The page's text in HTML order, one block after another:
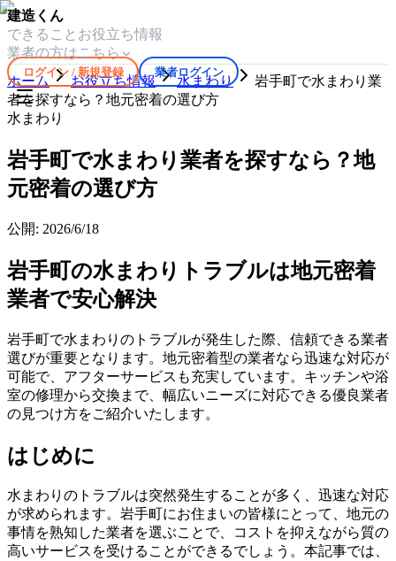
建造くん
できること お役立ち情報
業者の方はこちら
ログイン / 新規登録 業者ログイン
ホーム お役立ち情報 水まわり
岩手町で水まわり業
者を探すなら？地元密着の選び方
水まわり
岩手町で水まわり業者を探すなら？地
元密着の選び方
公開: 2026/6/18
岩手町の水まわりトラブルは地元密着
業者で安心解決
岩手町で水まわりのトラブルが発生した際、信頼できる業者
選びが重要となります。地元密着型の業者なら迅速な対応が
可能で、アフターサービスも充実しています。キッチンや浴
室の修理から交換まで、幅広いニーズに対応できる優良業者
の見つけ方をご紹介いたします。
はじめに
水まわりのトラブルは突然発生することが多く、迅速な対応
が求められます。岩手町にお住まいの皆様にとって、地元の
事情を熟知した業者を選ぶことで、コストを抑えながら質の
高いサービスを受けることができるでしょう。本記事では、